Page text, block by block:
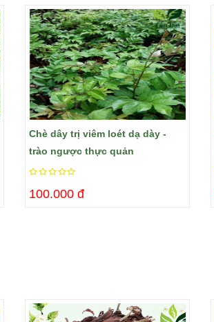
Chè dây trị viêm loét dạ dày -
trào ngược thực quản
100.000 đ